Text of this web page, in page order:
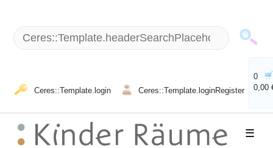
Ceres::Template.login Ceres::Template.loginRegister
0
0,00
☰